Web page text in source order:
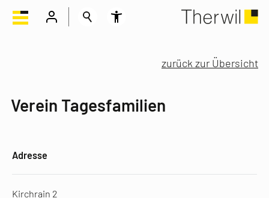
zurück zur Übersicht
Verein Tagesfamilien
Adresse
Kirchrain 2